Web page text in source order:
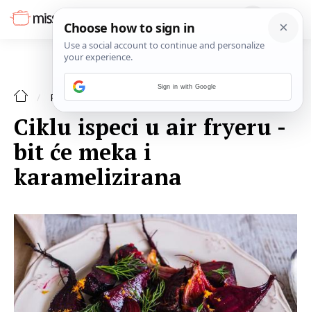
RECEPTI POVRĆE
Ciklu ispeci u air fryeru -
bit će meka i
karamelizirana
Sign in with Google